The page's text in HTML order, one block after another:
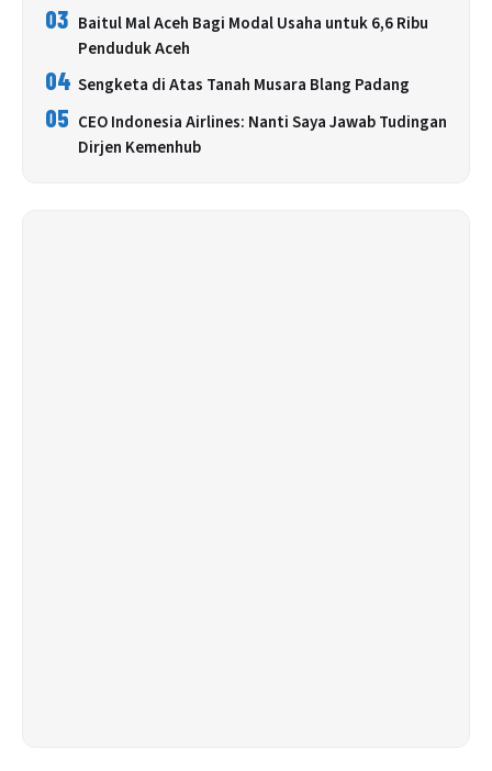
03 Baitul Mal Aceh Bagi Modal Usaha untuk 6,6 Ribu
Penduduk Aceh
04 Sengketa di Atas Tanah Musara Blang Padang
05 CEO Indonesia Airlines: Nanti Saya Jawab Tudingan
Dirjen Kemenhub